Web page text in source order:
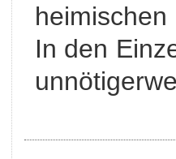
In den